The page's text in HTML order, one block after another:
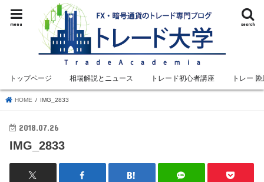
search
menu
トップページ 相場解説とニュース トレード初心者講座 トレード
HOME IMG_2833
2018.07.26
IMG_2833